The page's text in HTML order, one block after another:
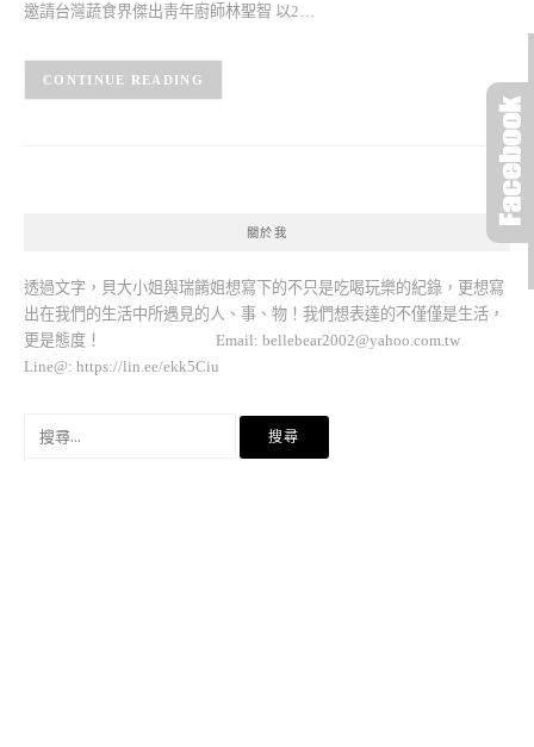
邀請台灣蔬食界傑出靑年廚師林聖智 以2…
CONTINUE READING
關於我
透過文字，貝大小姐與瑞餚姐想寫下的不只是吃喝玩樂的紀錄，更想寫
出在我們的生活中所遇見的人、事、物！我們想表達的不僅僅是生活，
更是態度！ Email: bellebear2002@yahoo.com.tw
Line@: https://lin.ee/ekk5Ciu